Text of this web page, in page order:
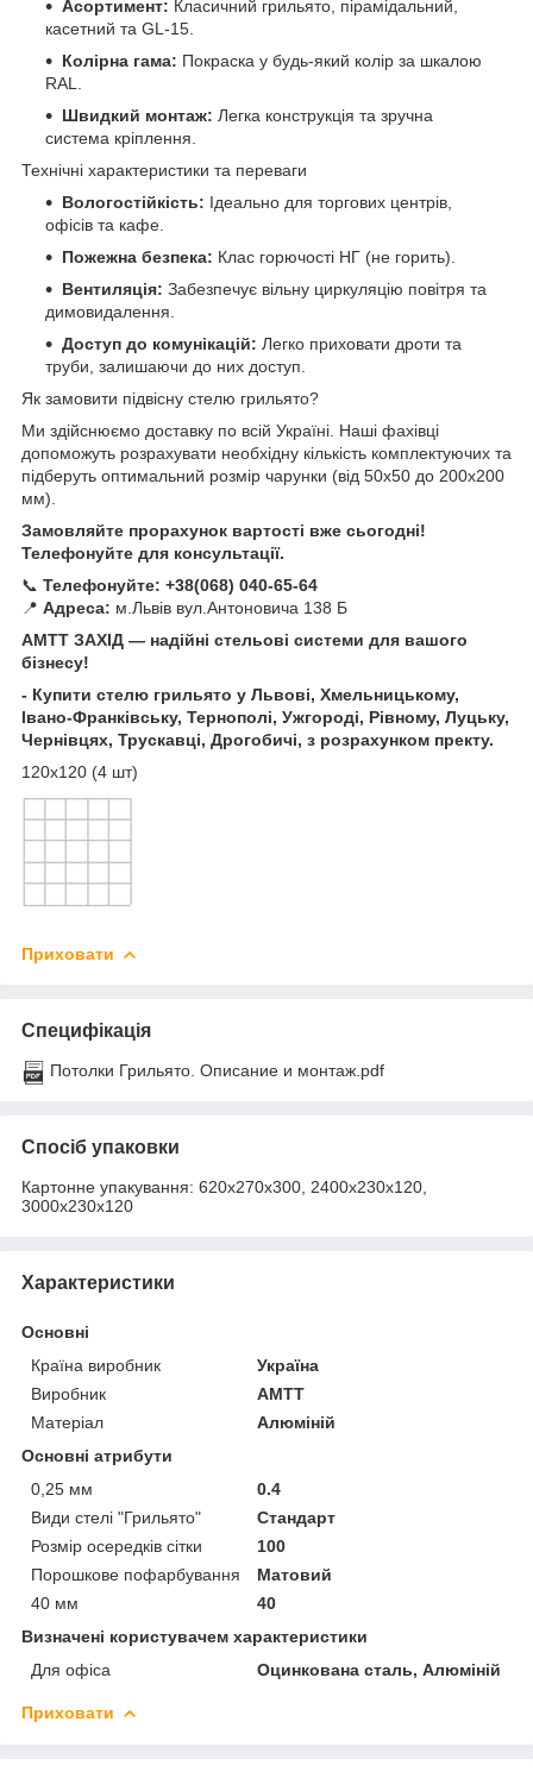
Асортимент: Класичний грильято, пірамідальний,
касетний та GL-15.
Колірна гама: Покраска у будь-який колір за шкалою
RAL.
Швидкий монтаж: Легка конструкція та зручна
система кріплення.
Технічні характеристики та переваги
Вологостійкість: Ідеально для торгових центрів,
офісів та кафе.
Пожежна безпека: Клас горючості НГ (не горить).
Вентиляція: Забезпечує вільну циркуляцію повітря та
димовидалення.
Доступ до комунікацій: Легко приховати дроти та
труби, залишаючи до них доступ.
Як замовити підвісну стелю грильято?
Ми здійснюємо доставку по всій Україні. Наші фахівці
допоможуть розрахувати необхідну кількість комплектуючих та
підберуть оптимальний розмір чарунки (від 50х50 до 200х200
мм).
Замовляйте прорахунок вартості вже сьогодні!
Телефонуйте для консультації.
📞 Телефонуйте: +38(068) 040-65-64
📍 Адреса: м.Львів вул.Антоновича 138 Б
АМТТ ЗАХІД — надійні стельові системи для вашого
бізнесу!
- Купити стелю грильято у Львові, Хмельницькому,
Івано-Франківську, Тернополі, Ужгороді, Рівному, Луцьку,
Чернівцях, Трускавці, Дрогобичі, з розрахунком пректу.
120х120 (4 шт)
Приховати
Специфікація
Потолки Грильято. Описание и монтаж.pdf
Спосіб упаковки
Картонне упакування: 620х270х300, 2400х230х120,
3000х230х120
Характеристики
Основні
Країна виробник
Україна
Виробник
АМТТ
Матеріал
Алюміній
Основні атрибути
0,25 мм
0.4
Види стелі "Грильято"
Стандарт
Розмір осередків сітки
100
Порошкове пофарбування
Матовий
40 мм
40
Визначені користувачем характеристики
Для офіса
Оцинкована сталь, Алюміній
Приховати